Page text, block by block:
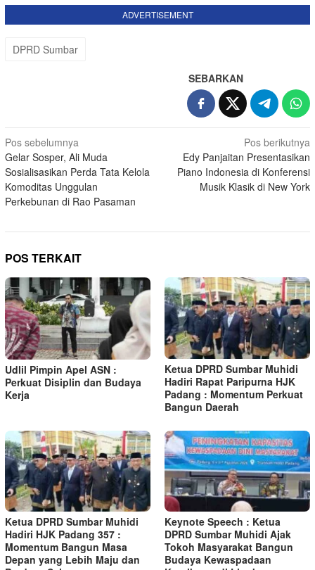
ADVERTISEMENT
DPRD Sumbar
SEBARKAN
Navigasi
pos
Pos sebelumnya
Gelar Sosper, Ali Muda
Sosialisasikan Perda Tata Kelola
Komoditas Unggulan
Perkebunan di Rao Pasaman
Pos berikutnya
Edy Panjaitan Presentasikan
Piano Indonesia di Konferensi
Musik Klasik di New York
POS TERKAIT
Udlil Pimpin Apel ASN :
Perkuat Disiplin dan Budaya
Kerja
Ketua DPRD Sumbar Muhidi
Hadiri Rapat Paripurna HJK
Padang : Momentum Perkuat
Bangun Daerah
Ketua DPRD Sumbar Muhidi
Hadiri HJK Padang 357 :
Momentum Bangun Masa
Depan yang Lebih Maju dan
Keynote Speech : Ketua
DPRD Sumbar Muhidi Ajak
Tokoh Masyarakat Bangun
Budaya Kewaspadaan